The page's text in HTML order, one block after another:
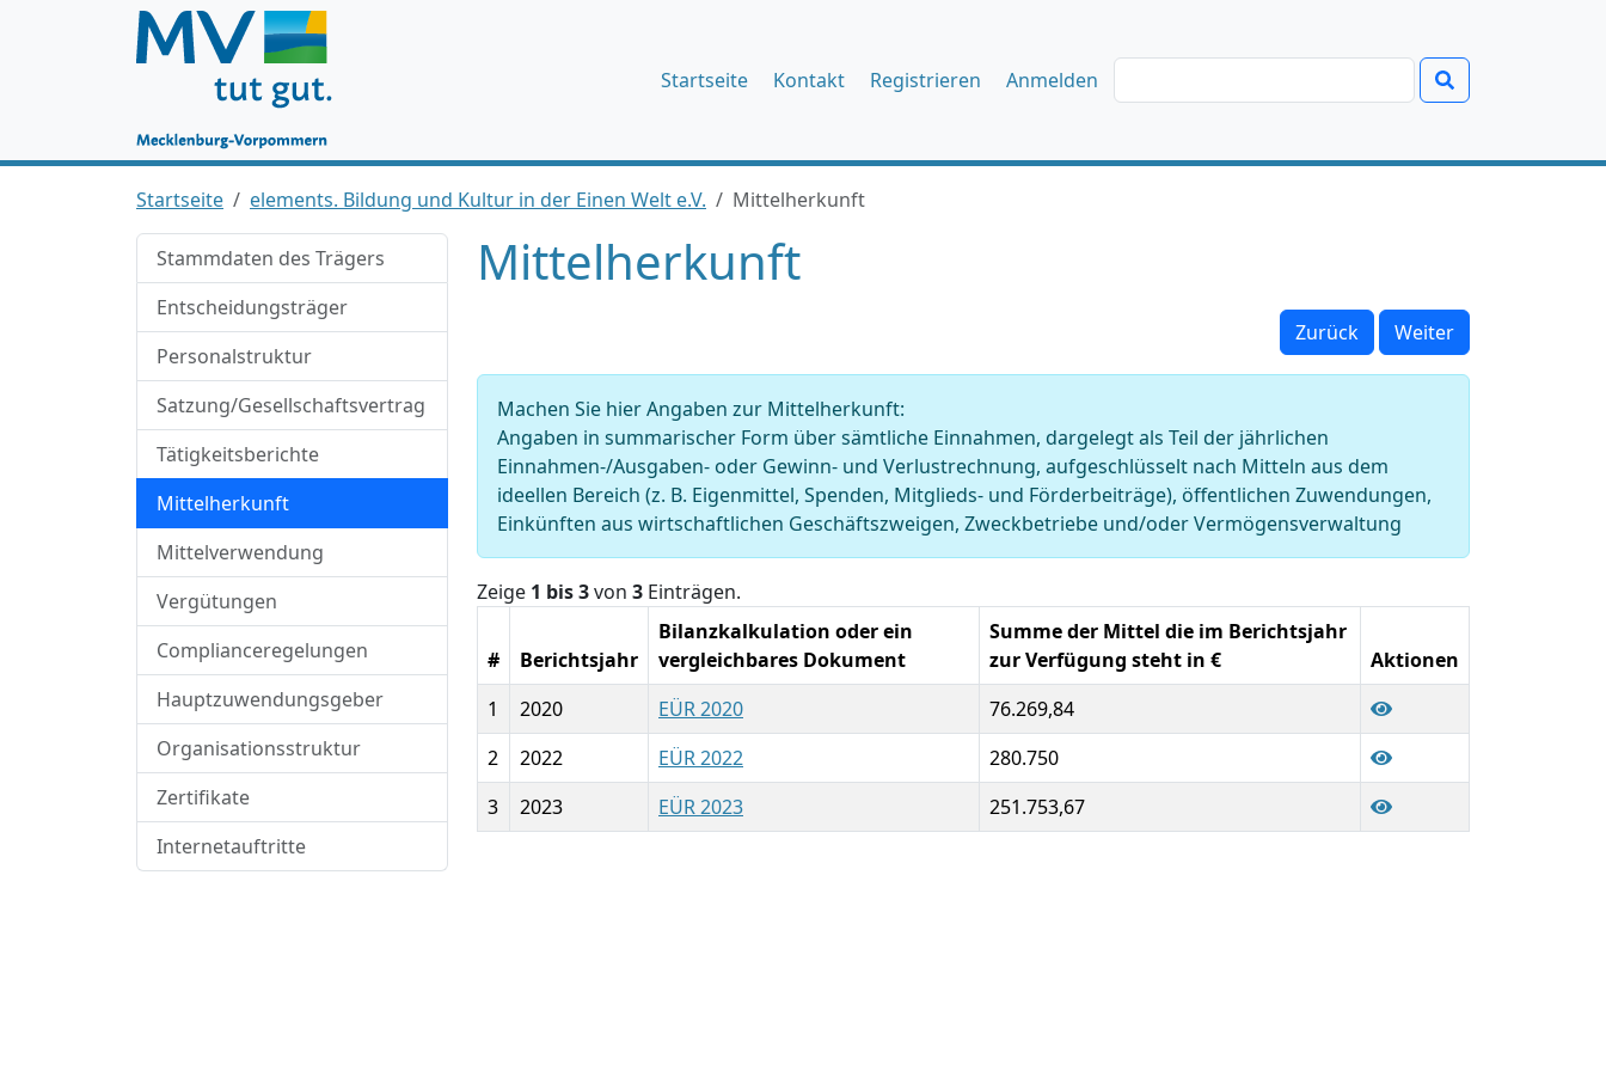
Startseite Kontakt Registrieren Anmelden
Startseite elements. Bildung und Kultur in der Einen Welt e.V. Mittelherkunft
Stammdaten des Trägers
Entscheidungsträger
Personalstruktur
Satzung/Gesellschaftsvertrag
Tätigkeitsberichte
Mittelherkunft
Mittelverwendung
Vergütungen
Complianceregelungen
Hauptzuwendungsgeber
Organisationsstruktur
Zertifikate
Internetauftritte
Mittelherkunft
Zurück Weiter
Machen Sie hier Angaben zur Mittelherkunft:
Angaben in summarischer Form über sämtliche Einnahmen, dargelegt als Teil der jährlichen
Einnahmen-/Ausgaben- oder Gewinn- und Verlustrechnung, aufgeschlüsselt nach Mitteln aus dem
ideellen Bereich (z. B. Eigenmittel, Spenden, Mitglieds- und Förderbeiträge), öffentlichen Zuwendungen,
Einkünften aus wirtschaftlichen Geschäftszweigen, Zweckbetriebe und/oder Vermögensverwaltung
Zeige 1 bis 3von 3 Einträgen.
# Berichtsjahr
Bilanzkalkulation oder ein
vergleichbares Dokument
Summe der Mittel die im Berichtsjahr
zur Verfügung steht in €
Aktionen
1
2020 EÜR 2020
76.269,84
2
2022 EÜR 2022
280.750
3
2023 EÜR 2023 251.753,67